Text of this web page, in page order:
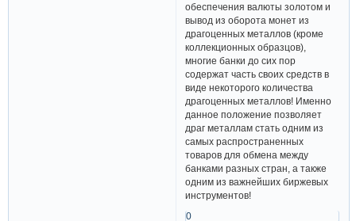
обеспечения валюты золотом и
вывод из оборота монет из
драгоценных металлов (кроме
коллекционных образцов),
многие банки до сих пор
содержат часть своих средств в
виде некоторого количества
драгоценных металлов! Именно
данное положение позволяет
драг металлам стать одним из
самых распространенных
товаров для обмена между
банками разных стран, а также
одним из важнейших биржевых
инструментов!
0